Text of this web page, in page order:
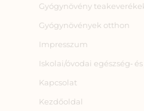
Gyógynövény
Gyógynövények otthon
Impresszum
Iskolai/óvodai egészség‑
Kapcsolat
Kezdőoldal